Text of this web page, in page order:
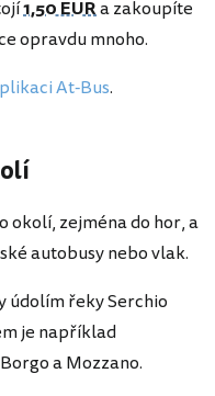
1,50 EURa zakoupíte
opravdu mnoho.
At-Bus.
okolí, zejména do hor, a
autobusy nebo vlak.
údolím řeky Serchio
je například
a Mozzano.